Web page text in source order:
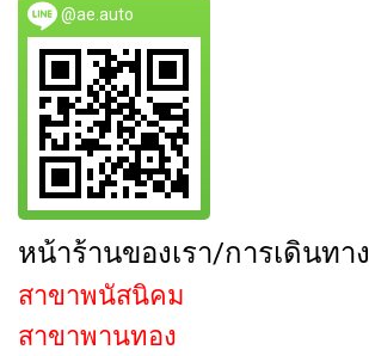
@ae.auto
หน้าร้านของเรา/การเดินทาง
สาขาพนัสนิคม
สาขาพานทอง